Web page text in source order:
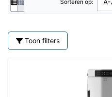
Sorteren op:
Toon filters